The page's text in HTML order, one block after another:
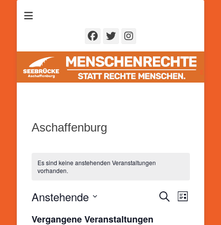
Facebook
Twitter
Instagram
Aschaffenburg
Es sind keine anstehenden Veranstaltungen
vorhanden.
Suche
Liste
Anstehende
wählen.
Vergangene Veranstaltungen